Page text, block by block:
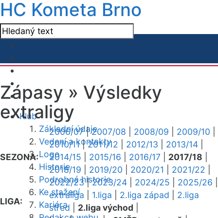
HC Kometa Brno
Klub
Základní údaje
Vedení a kontakty
Logo
Historie
Podrobná historie
Ke stažení
Kariéra
Zápasy » Výsledky
extraligy
SEZONA:
2006/07|2007/08 2008/09 2009/10
2010/11|2011/12 2012/13 2013/14
2014/15
2015/16 2016/17 2017/18
2018/19
2019/20 2020/21 2021/22
2022/23|2023/24 2024/25 2025/26
LIGA:
extraliga 1.liga 2.liga západ
2.liga
střed
2.liga východ